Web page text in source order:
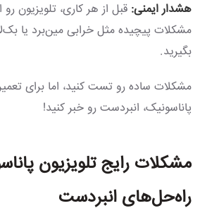
هشدار ایمنی: قبل از هر کاری، تلویزیون
مشکلات پیچیده مثل خرابی مین‌برد یا
بگیرید.
مشکلات ساده رو تست کنید، اما برای
پاناسونیک، انبردست رو خبر کنید!
مشکلات رایج تلویزیون
راه‌حل‌های انبردست